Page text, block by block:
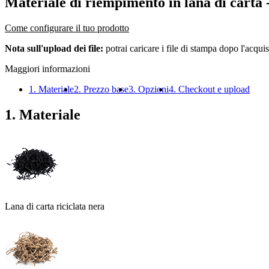
Come configurare il tuo prodotto
Nota sull'upload dei file: potrai caricare i file di stampa dopo
Maggiori informazioni
1. Materiale2. Prezzo base3. Opzioni4. Checkout e upload
1. Materiale
Lana di carta riciclata nera